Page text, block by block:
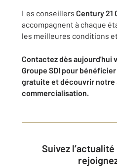
Les conseillers Century 21
accompagnent à chaque
les meilleures conditions
Contactez dès aujourd'hui
Groupe SDI pour
gratuite et découvrir notre
commercialisation.
Suivez l’actualité immobilière et